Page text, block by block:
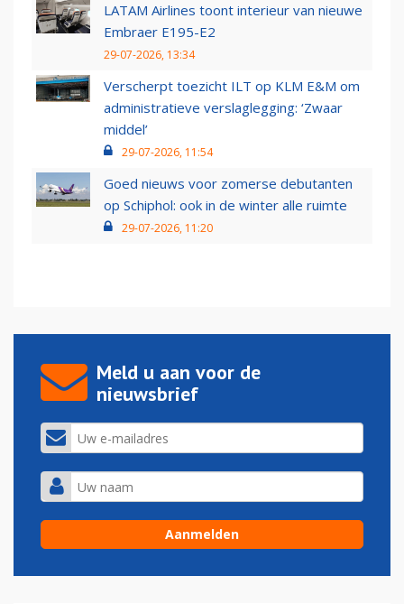
LATAM Airlines toont interieur van nieuwe
Embraer E195-E2
29-07-2026, 13:34
Verscherpt toezicht ILT op KLM E&M om
administratieve verslaglegging: ‘Zwaar
middel’
29-07-2026, 11:54
Goed nieuws voor zomerse debutanten
op Schiphol: ook in de winter alle ruimte
29-07-2026, 11:20
Meld u aan voor de
nieuwsbrief